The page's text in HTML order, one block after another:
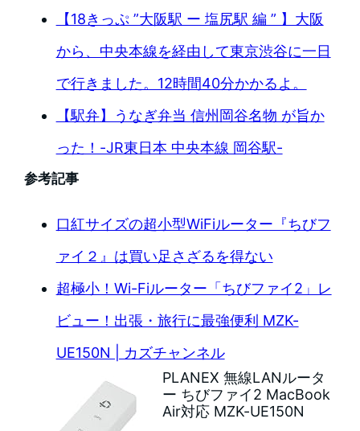
【18きっぷ ”大阪駅 ー 塩尻駅 編 ” 】大阪
から、中央本線を経由して東京渋谷に一日
で行きました。12時間40分かかるよ。
【駅弁】うなぎ弁当 信州岡谷名物 が旨か
った！-JR東日本 中央本線 岡谷駅-
参考記事
口紅サイズの超小型WiFiルーター『ちびフ
ァイ２』は買い足さざるを得ない
超極小！Wi-Fiルーター「ちびファイ2」レ
ビュー！出張・旅行に最強便利 MZK-
UE150N | カズチャンネル
PLANEX 無線LANルータ
ー ちびファイ2 MacBook
Air対応 MZK-UE150N